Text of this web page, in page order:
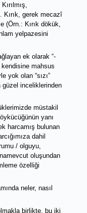
Kırık, gerek mecazî
(Örn.: Kırık dökük,
yelpazesini
ek olarak “-
kendisine mahsus
yok olan “sızı”
güzel inceliklerinden
müstakil
yanı
harcamış bulunan
dahil
/ olguyu,
oluşundan
özelliği
neler, nasıl
birlikte, bu iki